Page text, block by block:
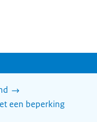
een beperking